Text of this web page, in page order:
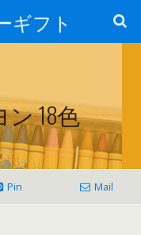
ギフト
18色
Pin Mail